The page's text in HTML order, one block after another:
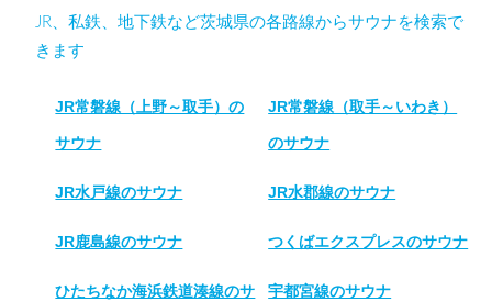
JR、私鉄、地下鉄など茨城県の各路線からサウナを検索で
きます
JR常磐線（上野～取手）の
サウナ
JR常磐線（取手～いわき）
のサウナ
JR水戸線のサウナ JR水郡線のサウナ
JR鹿島線のサウナ つくばエクスプレスのサウナ
ひたちなか海浜鉄道湊線のサ 宇都宮線のサウナ